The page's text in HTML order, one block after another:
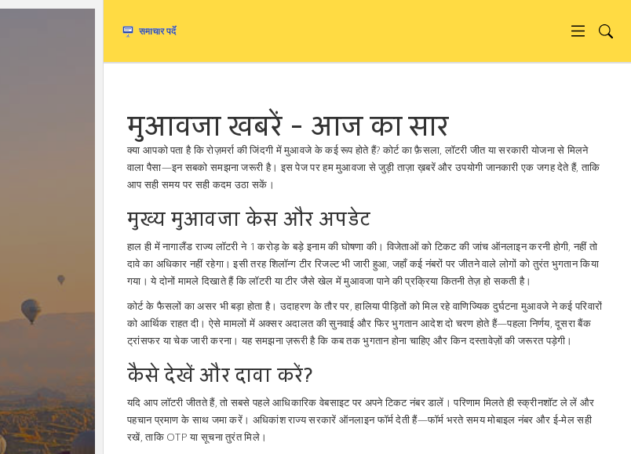
मुआवजा खबरें - आज का सार
क्या आपको पता है कि रोज़मर्रा की जिंदगी में मुआवजे के कई रूप होते हैं? कोर्ट का फ़ैसला, लॉटरी जीत या सरकारी योजना से मिलने
वाला पैसा—इन सबको समझना जरूरी है। इस पेज पर हम मुआवजा से जुड़ी ताज़ा ख़बरें और उपयोगी जानकारी एक जगह देते हैं, ताकि
आप सही समय पर सही कदम उठा सकें।
मुख्य मुआवजा केस और अपडेट
हाल ही में नागालैंड राज्य लॉटरी ने 1 करोड़ के बड़े इनाम की घोषणा की। विजेताओं को टिकट की जांच ऑनलाइन करनी होगी, नहीं तो
दावे का अधिकार नहीं रहेगा। इसी तरह शिलॉन्ग टीर रिजल्ट भी जारी हुआ, जहाँ कई नंबरों पर जीतने वाले लोगों को तुरंत भुगतान किया
गया। ये दोनों मामले दिखाते हैं कि लॉटरी या टीर जैसे खेल में मुआवजा पाने की प्रक्रिया कितनी तेज़ हो सकती है।
कोर्ट के फैसलों का असर भी बड़ा होता है। उदाहरण के तौर पर, हालिया पीड़ितों को मिल रहे वाणिज्यिक दुर्घटना मुआवजे ने कई परिवारों
को आर्थिक राहत दी। ऐसे मामलों में अक्सर अदालत की सुनवाई और फिर भुगतान आदेश दो चरण होते हैं—पहला निर्णय, दूसरा बैंक
ट्रांसफर या चेक जारी करना। यह समझना ज़रूरी है कि कब तक भुगतान होना चाहिए और किन दस्तावेज़ों की जरूरत पड़ेगी।
कैसे देखें और दावा करें?
यदि आप लॉटरी जीतते हैं, तो सबसे पहले आधिकारिक वेबसाइट पर अपने टिकट नंबर डालें। परिणाम मिलते ही स्क्रीनशॉट ले लें और
पहचान प्रमाण के साथ जमा करें। अधिकांश राज्य सरकारें ऑनलाइन फॉर्म देती हैं—फॉर्म भरते समय मोबाइल नंबर और ई‑मेल सही
रखें, ताकि OTP या सूचना तुरंत मिले।